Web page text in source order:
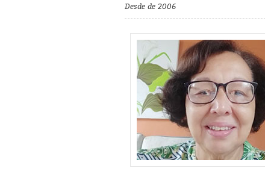
Desde de 2006